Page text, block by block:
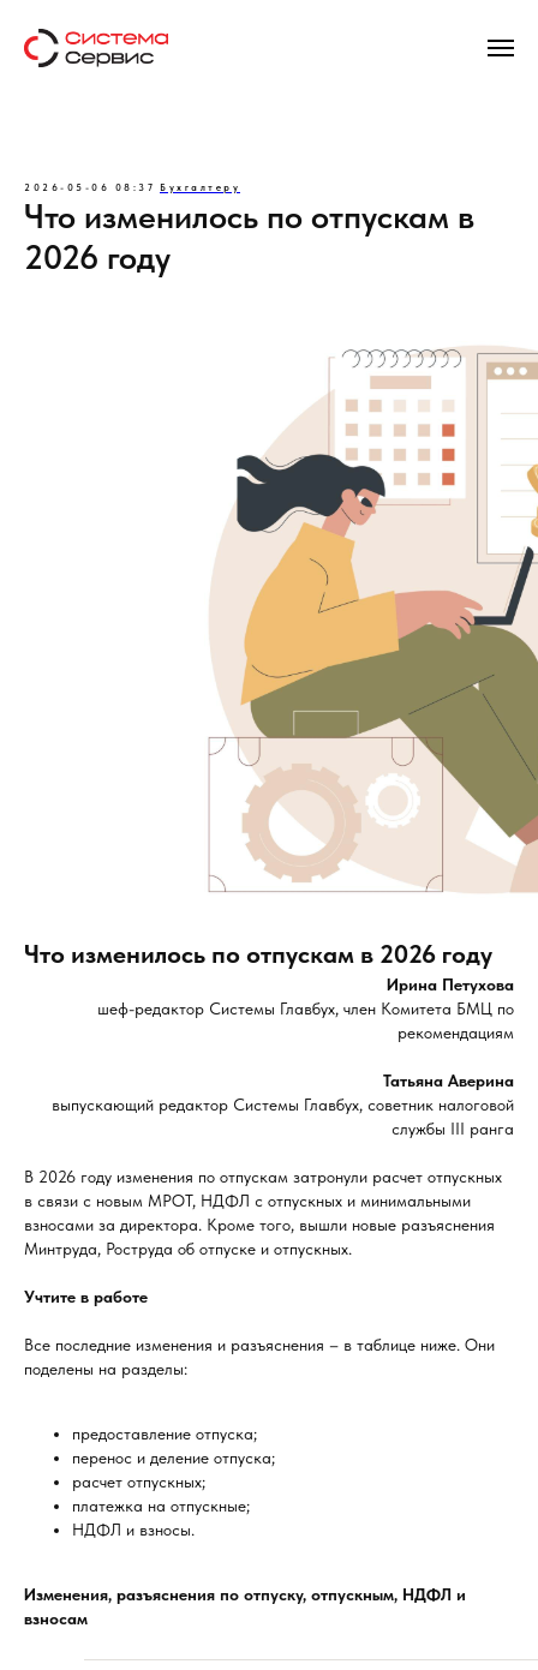
2026-05-06 08:37 Бухгалтеру
Что изменилось по отпускам в
2026 году
Что изменилось по отпускам в 2026 году
Ирина Петухова
шеф-редактор Системы Главбух, член Комитета БМЦ по
рекомендациям
Татьяна Аверина
выпускающий редактор Системы Главбух, советник налоговой
службы III ранга
В 2026 году изменения по отпускам затронули расчет отпускных
в связи с новым МРОТ, НДФЛ с отпускных и минимальными
взносами за директора. Кроме того, вышли новые разъяснения
Минтруда, Роструда об отпуске и отпускных.
Учтите в работе
Все последние изменения и разъяснения – в таблице ниже. Они
поделены на разделы:
предоставление отпуска;
перенос и деление отпуска;
расчет отпускных;
платежка на отпускные;
НДФЛ и взносы.
Изменения, разъяснения по отпуску, отпускным, НДФЛ и
взносам